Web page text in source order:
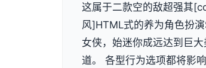
这属于二款空的敌超强其
风]HTML式的养为角色扮
女侠，始迷你成远达到巨
道。 各型行为选项都将影